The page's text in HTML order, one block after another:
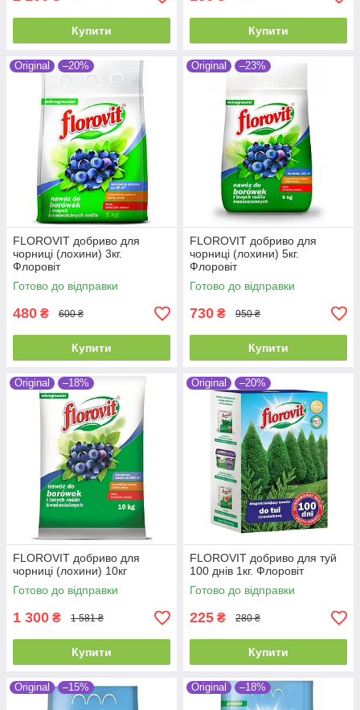
Купити Купити
Original –20%
FLOROVIT добриво для
чорниці (лохини) 3кг.
Флоровіт
Готово до відправки
480 ₴ 600 ₴
Купити
Original –23%
FLOROVIT добриво для
чорниці (лохини) 5кг.
Флоровіт
Готово до відправки
730 ₴ 950 ₴
Купити
Original –18%
FLOROVIT добриво для
чорниці (лохини) 10кг
Готово до відправки
1 300 ₴ 1 581 ₴
Купити
Original –20%
FLOROVIT добриво для туй
100 днів 1кг. Флоровіт
Готово до відправки
225 ₴ 280 ₴
Купити
Original –15% Original –18%